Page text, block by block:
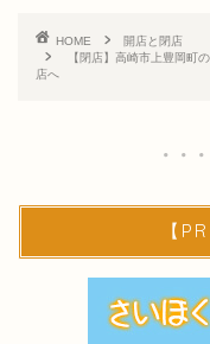
HOME
開店と閉店
【閉店】高崎市上豊岡町
店へ
【